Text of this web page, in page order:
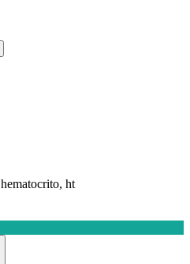
hematocrito, ht